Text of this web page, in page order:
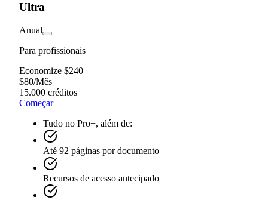
Ultra
Anual
Para profissionais
Economize $240
$80/Mês
15.000 créditos
Começar
Tudo no Pro+, além de:
Até 92 páginas por documento
Recursos de acesso antecipado